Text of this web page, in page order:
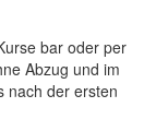
bar oder per
Abzug und im
nach der ersten